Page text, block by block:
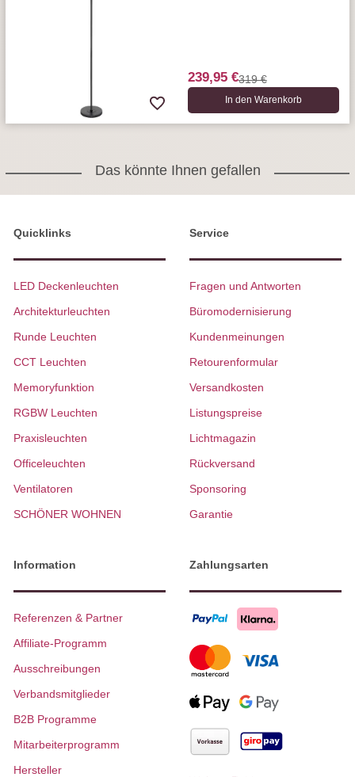
239,95 €319 €
In den Warenkorb
Das könnte Ihnen gefallen
Quicklinks
LED Deckenleuchten
Architekturleuchten
Runde Leuchten
CCT Leuchten
Memoryfunktion
RGBW Leuchten
Praxisleuchten
Officeleuchten
Ventilatoren
SCHÖNER WOHNEN
Service
Fragen und Antworten
Büromodernisierung
Kundenmeinungen
Retourenformular
Versandkosten
Listungspreise
Lichtmagazin
Rückversand
Sponsoring
Garantie
Information
Referenzen & Partner
Affiliate-Programm
Ausschreibungen
Verbandsmitglieder
B2B Programme
Mitarbeiterprogramm
Hersteller
Zahlungsarten